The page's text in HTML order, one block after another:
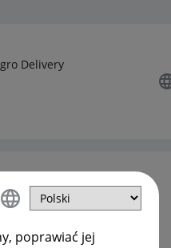
poprawiać jej
Delivery